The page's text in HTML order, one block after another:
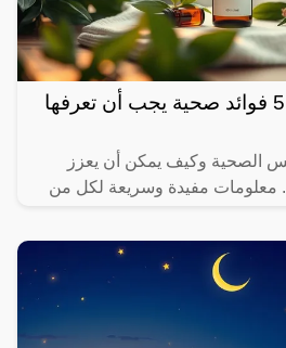
درامينكس: أفضل 5 فوائد صحية يجب أن تعرفها
الصحية وكيف يمكن أن يعزز
معلومات مفيدة وسريعة لكل من